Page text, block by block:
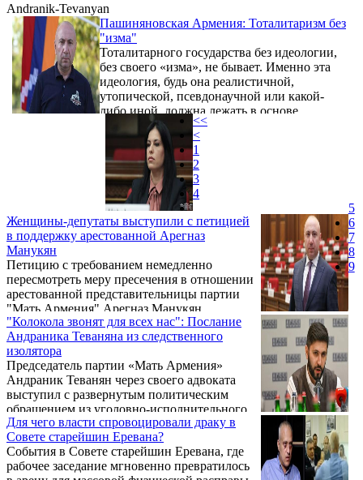
Andranik-Tevanyan
Пашиняновская Армения: Тоталитаризм без
"изма"
Тоталитарного государства без идеологии,
без своего «изма», не бывает. Именно эта
идеология, будь она реалистичной,
утопической, псевдонаучной или какой-
либо иной, должна лежать в основе
деятельности власти. Без такого «изма»
тоталитарное государство превращается в
худшую разновидность Левиафана,
становясь хищнической системой, а сама
власть превращается в самоцель, точнее,
становится единственной целью.
Женщины-депутаты выступили с петицией
в поддержку арестованной Арегназ
Манукян
Петицию с требованием немедленно
пересмотреть меру пресечения в отношении
арестованной представительницы партии
"Мать Армения" Арегназ Манукян
подписали 13 оппозиционных женщин-
депутатов. Авторы убеждены, что
уголовное производство направляется со
стороны исполнительной власти, имеет
очевидный политический подтекст, а
наличие законных оснований для дела
спорно.
"Колокола звонят для всех нас": Послание
Андраника Теваняна из следственного
изолятора
Председатель партии «Мать Армения»
Андраник Теванян через своего адвоката
выступил с развернутым политическим
обращением из уголовно-исполнительного
учреждения «Ереван-Кентрон». Он
затронул возбужденное против него
уголовное дело, действия,
предпринимаемые в отношении
Для чего власти спровоцировали драку в
Совете старейшин Еревана?
События в Совете старейшин Еревана, где
рабочее заседание мгновенно превратилось
<<
<
1
2
3
4
5
6
7
8
9